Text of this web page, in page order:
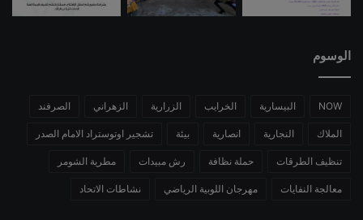
الوسوم
NOW البيسارية الخرايب الزرارية الزهراني الصرفند
الملاك النجارية انصارية بيئة تشجير اوتوستراد الامام الصدر
تنظيف الطرقات حملة نظافة رش مبيدات مطرية الشومر
معالجة النفايات مهرجان اللوبية الرياضي نشاطات الاتحاد